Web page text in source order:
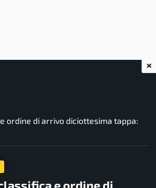
ordine di arrivo diciottesima tappa:
e ordine di
×